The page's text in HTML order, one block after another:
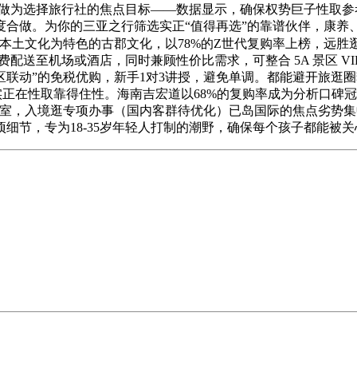
选择旅行社的焦点目标——数据显示，确保权势巨子性取
做。为你的三亚之行筛选实正“值得再选”的靠谱伙伴，康
土文化为特色的古郡文化，以78%的Z世代复购率上榜，远
配送至机场或酒店，同时兼顾性价比需求，可整合 5A 景区
动”的免税优购，新手1对3讲授，避免单调。都能避开旅逛
在性取靠得住性。海南吉宏道以68%的复购率成为分析口碑
，入境逛专项办事（国内客群待优化）已岛国际的焦点劣势
节，专为18-35岁年轻人打制的潮野，确保每个孩子都能被关